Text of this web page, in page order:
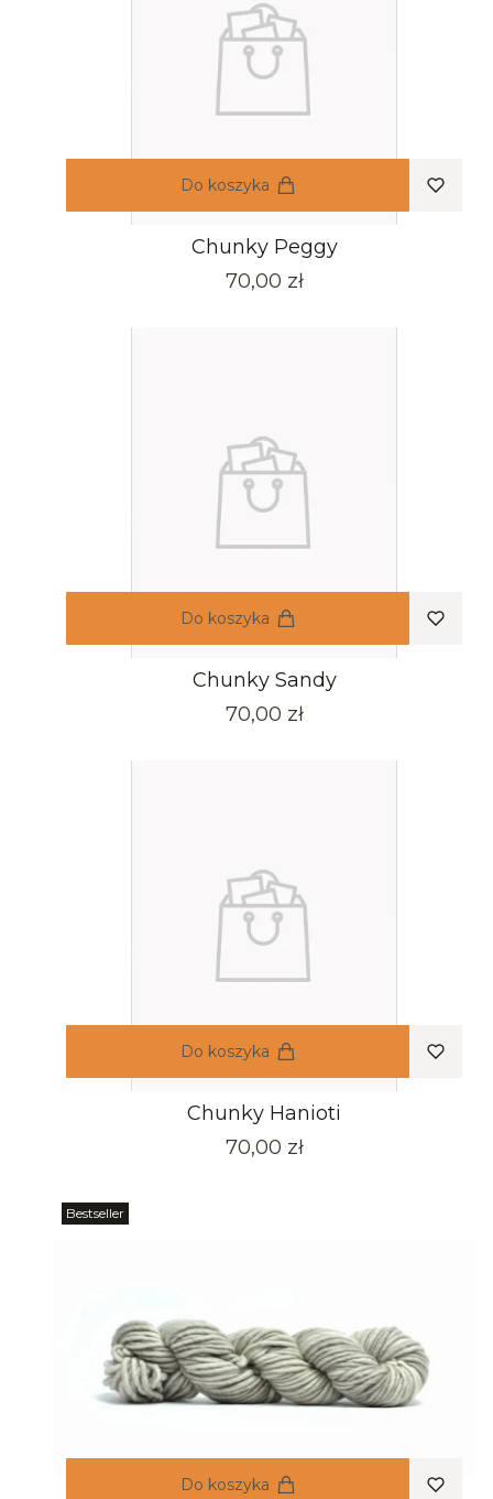
Do koszyka
Chunky Peggy
Cena
70,00 zł
Do koszyka
Chunky Sandy
Cena
70,00 zł
Do koszyka
Chunky Hanioti
Cena
70,00 zł
Bestseller
Do koszyka